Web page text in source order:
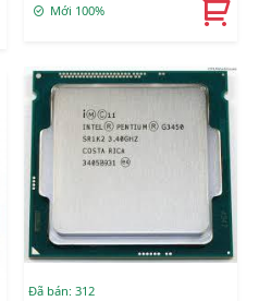
Mới 100%
Đã bán: 312